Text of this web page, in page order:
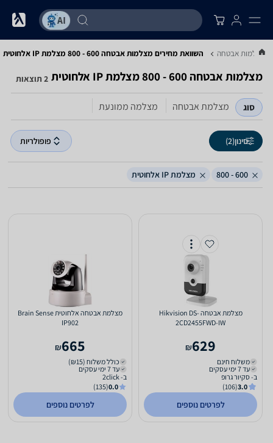
מצלמות אבטחה השוואת מחירים מצלמות אבטחה ‏600 - 800 ‏מצלמת IP אלחוטית
מצלמות אבטחה ‏600 - 800 ‏מצלמת IP אלחוטית 2 תוצאות
סוג מצלמת אבטחה מצלמה ממונעת
סינון(2) פופולריות
600 - 800 מצלמת IP אלחוטית
‏מצלמת אבטחה Hikvision DS-
2CD2455FWD-IW
629
₪
משלוח חינם
עד 7 ימי עסקים
ב- סקיור גרופ
3.0
(106)
לפרטים נוספים
מצלמת אבטחה אלחוטית Brain Sense
IP902
665
₪
כולל משלוח (₪15)
עד 7 ימי עסקים
ב- 2click
0.0
(135)
לפרטים נוספים